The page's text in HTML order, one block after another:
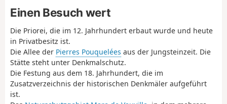
Einen Besuch wert
Die Priorei, die im 12. Jahrhundert erbaut wurde und heute
in Privatbesitz ist.
Die Allee der Pierres Pouquelées aus der Jungsteinzeit. Die
Stätte steht unter Denkmalschutz.
Die Festung aus dem 18. Jahrhundert, die im
Zusatzverzeichnis der historischen Denkmäler aufgeführt
ist.